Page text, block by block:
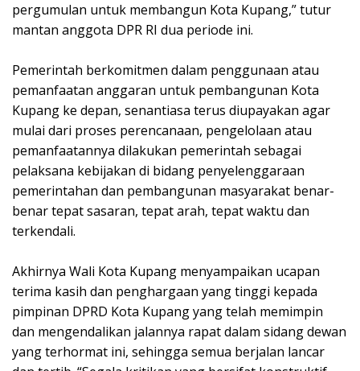
pergumulan untuk membangun Kota Kupang,” tutur
mantan anggota DPR RI dua periode ini.
Pemerintah berkomitmen dalam penggunaan atau
pemanfaatan anggaran untuk pembangunan Kota
Kupang ke depan, senantiasa terus diupayakan agar
mulai dari proses perencanaan, pengelolaan atau
pemanfaatannya dilakukan pemerintah sebagai
pelaksana kebijakan di bidang penyelenggaraan
pemerintahan dan pembangunan masyarakat benar-
benar tepat sasaran, tepat arah, tepat waktu dan
terkendali.
Akhirnya Wali Kota Kupang menyampaikan ucapan
terima kasih dan penghargaan yang tinggi kepada
pimpinan DPRD Kota Kupang yang telah memimpin
dan mengendalikan jalannya rapat dalam sidang dewan
yang terhormat ini, sehingga semua berjalan lancar